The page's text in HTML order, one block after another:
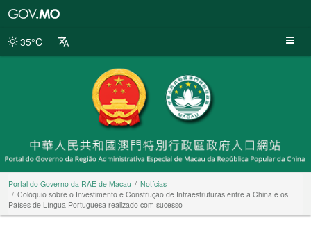
da
35°C
Portal do Governo da RAE de Macau
Notícias
Colóquio sobre o Investimento e Construção de Infraestruturas entre a China e os
Países de Língua Portuguesa realizado com sucesso